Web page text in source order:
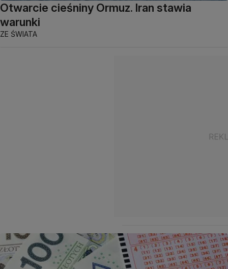
Otwarcie cieśniny Ormuz. Iran stawia
warunki
ZE ŚWIATA